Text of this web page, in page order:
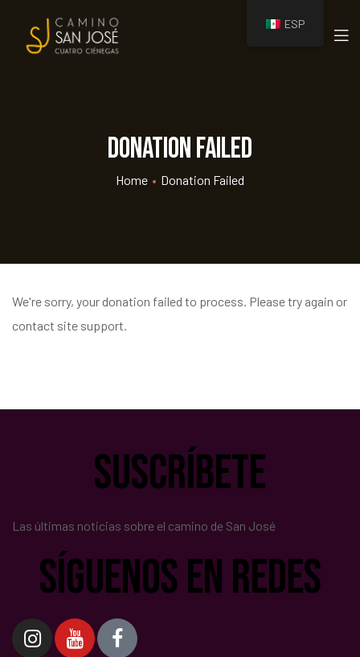
Donation Failed
Home • Donation Failed
We're sorry, your donation failed to process. Please try again or
contact site support.
suscríbete
Las últimas noticias sobre el camino de San José
síguenos en redes
ESP